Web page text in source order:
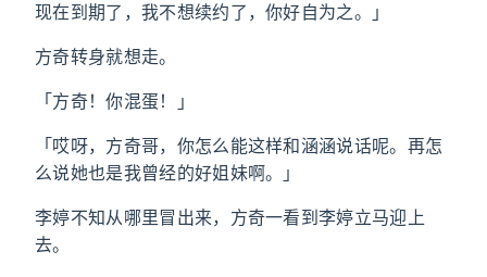
现在到期了，我不想续约了，你好自为之。」
方奇转身就想走。
「方奇！你混蛋！」
「哎呀，方奇哥，你怎么能这样和涵涵说话呢。再怎
么说她也是我曾经的好姐妹啊。」
李婷不知从哪里冒出来，方奇一看到李婷立马迎上
去。